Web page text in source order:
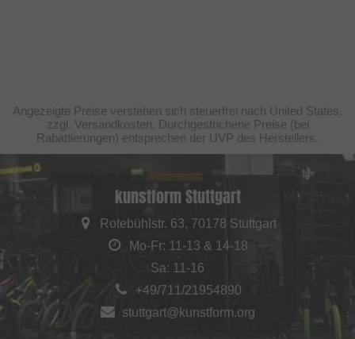
Angezeigte Preise verstehen sich steuerfrei nach United States,
zzgl. Versandkosten. Durchgestrichene Preise (bei
Rabattierungen) entsprechen der UVP des Herstellers.
kunstform Stuttgart
Rotebühlstr. 63, 70178 Stuttgart
Mo-Fr: 11-13 & 14-18
Sa: 11-16
+49/711/21954890
stuttgart@kunstform.org